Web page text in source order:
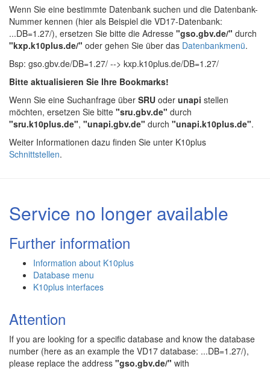
Wenn Sie eine bestimmte Datenbank suchen und die Datenbank-
Nummer kennen (hier als Beispiel die VD17-Datenbank:
...DB=1.27/), ersetzen Sie bitte die Adresse "gso.gbv.de/" durch
"kxp.k10plus.de/" oder gehen Sie über das Datenbankmenü.
Bsp: gso.gbv.de/DB=1.27/ --> kxp.k10plus.de/DB=1.27/
Bitte aktualisieren Sie Ihre Bookmarks!
Wenn Sie eine Suchanfrage über SRU oder unapi stellen
möchten, ersetzen Sie bitte "sru.gbv.de" durch
"sru.k10plus.de", "unapi.gbv.de" durch "unapi.k10plus.de".
Weiter Informationen dazu finden Sie unter K10plus
Schnittstellen.
Service no longer available
Further information
Information about K10plus
Database menu
K10plus interfaces
Attention
If you are looking for a specific database and know the database
number (here as an example the VD17 database: ...DB=1.27/),
please replace the address "gso.gbv.de/" with